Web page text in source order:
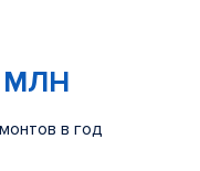
МЛН
в год